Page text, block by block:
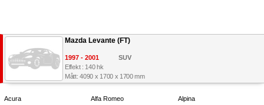
Mazda Levante (FT)
1997 - 2001
SUV
Effekt : 140 hk
Mått: 4090 x 1700 x 1700 mm
Acura Alfa Romeo Alpina